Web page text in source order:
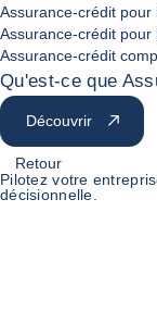
Assurance-crédit
Assurance-crédit
Assurance-crédit
Qu'est-ce que
Découvrir
Retour
Pilotez votre
décisionnelle.